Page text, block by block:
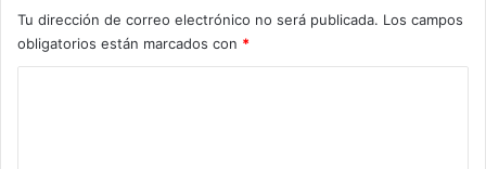
Tu dirección de correo electrónico no será publicada. Los campos
obligatorios están marcados con *